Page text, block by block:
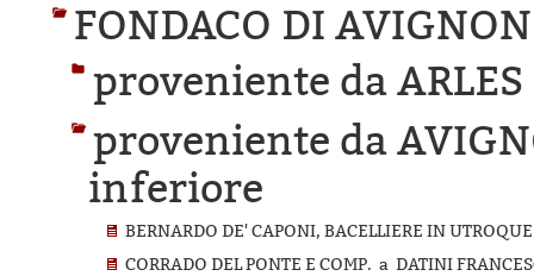
FONDACO DI
proveniente da
proveniente da
inferiore
BERNARDO DE' CAPONI, BACELLIERE IN
CORRADO DEL PONTE E COMP. a DATINI